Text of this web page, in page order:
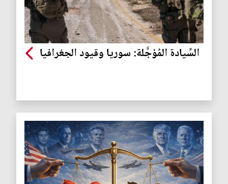
السِّيادة المُؤجَّلة: سوريا وقيود الجغرافيا